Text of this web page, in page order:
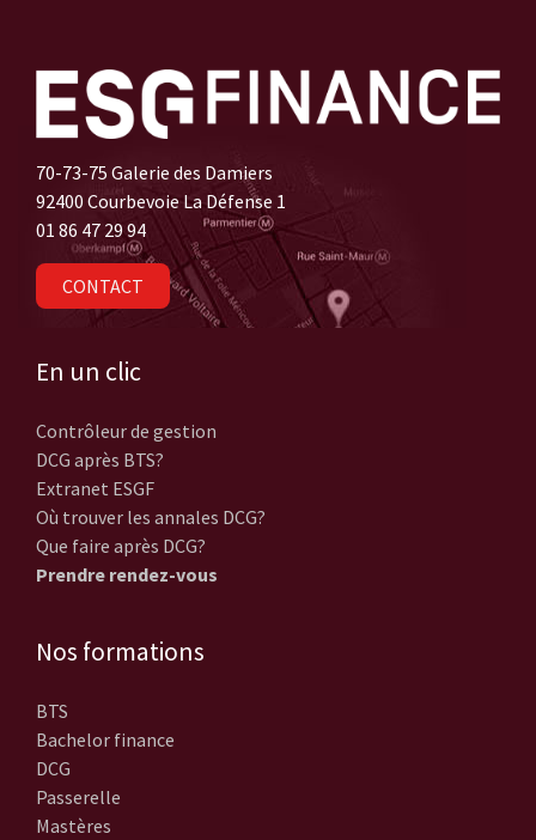
70-73-75 Galerie des Damiers
92400 Courbevoie La Défense 1
01 86 47 29 94
CONTACT
En un clic
Contrôleur de gestion
DCG après BTS?
Extranet ESGF
Où trouver les annales DCG?
Que faire après DCG?
Prendre rendez-vous
Nos formations
BTS
Bachelor finance
DCG
Passerelle
Mastères